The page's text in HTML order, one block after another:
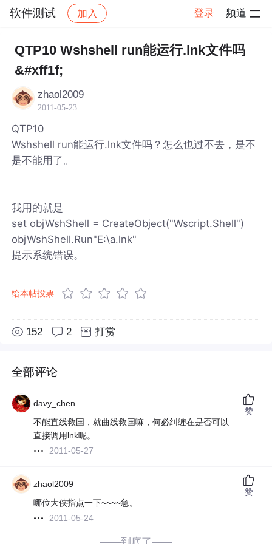
软件测试 加入 登录 频道
社区 软件测试 帖子详情
QTP10 Wshshell run能运行.lnk文件吗
&#xff1f;
zhaol2009
2011-05-23
QTP10
Wshshell run能运行.lnk文件吗？怎么也过不去，是不
是不能用了。
我用的就是
set objWshShell = CreateObject("Wscript.Shell")
objWshShell.Run"E:\a.lnk"
提示系统错误。
给本帖投票
152 2 打赏
全部评论
davy_chen
不能直线救国，就曲线救国嘛，何必纠缠在是否可以
直接调用lnk呢。
2011-05-27
赞
zhaol2009
哪位大侠指点一下~~~~急。
2011-05-24
赞